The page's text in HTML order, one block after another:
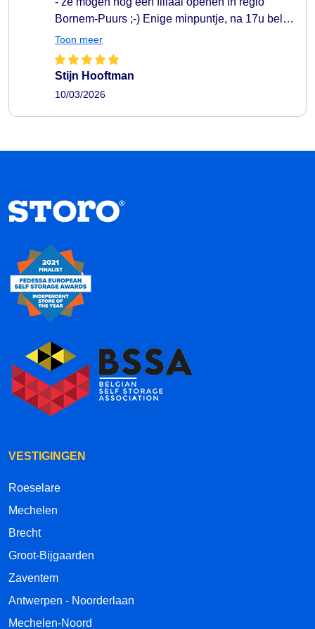
Bornem-Puurs ;-) Enige minpuntje, na 17u bel je
via call-center - 10 minuten voor er iemand
opnam, maar wel zeer behulpzaam
Toon meer
Stijn Hooftman
10/03/2026
VESTIGINGEN
Roeselare
Mechelen
Brecht
Groot-Bijgaarden
Zaventem
Antwerpen - Noorderlaan
Mechelen-Noord